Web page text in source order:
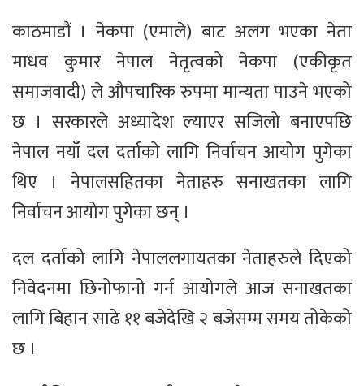
काठमाडौं । नेकपा (एमाले) बाट अलग भएका नेता
माधव कुमार नेपाल नेतृत्वको नेकपा (एकीकृत
समाजवादी) ले औपचारिक रुपमा मान्यता पाउने भएको
छ । सरकारले अध्यादेश ल्याएर सजिलो बनाएपछि
नेपाल नयाँ दल दर्ताको लागि निर्वाचन आयोग पुगेका
थिए । नेपालसहितका नेताहरु सनाखतका लागि
निर्वाचन आयोग पुगेका छन् ।
दल दर्ताको लागि नेपाललगायतका नेताहरुले दिएको
निवेदनमा छिनोफानो गर्न आयोगले आज सनाखतका
लागि बिहान साढे ११ बजेदेखि २ बजेसम्म समय तोकेको
छ ।